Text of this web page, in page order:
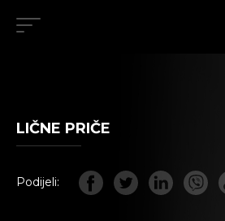
LIČNE PRIČE
Podijeli: